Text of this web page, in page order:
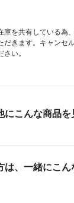
を共有している為
だきます。キャンセ
い。
にこんな商品を
は、一緒にこ